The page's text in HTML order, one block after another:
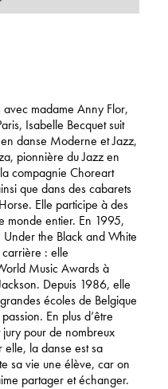
avec madame Anny Flor,
Isabelle Becquet suit
danse Moderne et Jazz,
pionnière du Jazz en
compagnie Choreart
que dans des cabarets
Elle participe à des
monde entier. En 1995,
the Black and White
: elle
Music Awards à
Depuis 1986, elle
écoles de Belgique
En plus d’être
pour de nombreux
elle, la danse est sa
sa vie une élève, car on
partager et échanger.